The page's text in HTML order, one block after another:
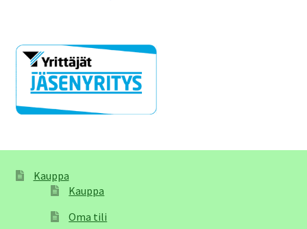
Kauppa
Kauppa
Oma tili